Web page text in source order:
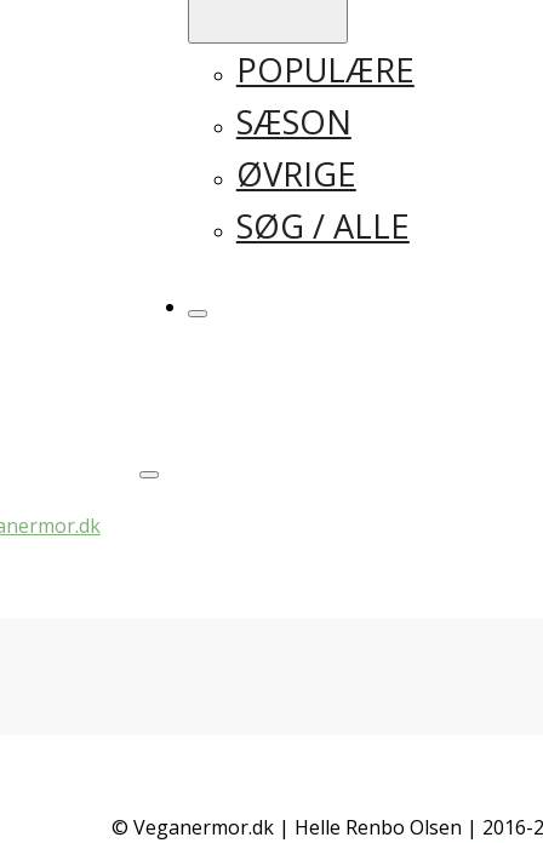
POPULÆRE
SÆSON
ØVRIGE
SØG / ALLE
© Veganermor.dk | Helle Renbo Olsen |